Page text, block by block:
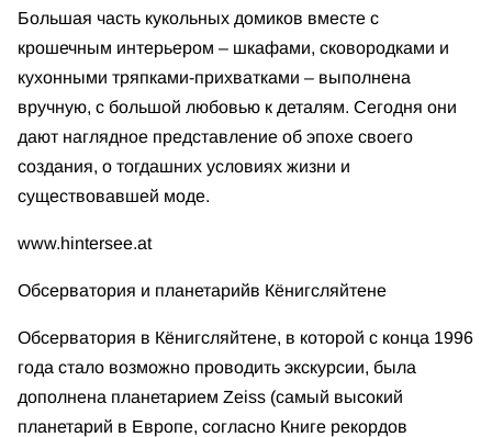
Большая часть кукольных домиков вместе с
крошечным интерьером – шкафами, сковородками и
кухонными тряпками-прихватками – выполнена
вручную, с большой любовью к деталям. Сегодня они
дают наглядное представление об эпохе своего
создания, о тогдашних условиях жизни и
существовавшей моде.
www.hintersee.at
Обсерватория и планетарийв Кёнигсляйтене
Обсерватория в Кёнигсляйтене, в которой с конца 1996
года стало возможно проводить экскурсии, была
дополнена планетарием Zeiss (самый высокий
планетарий в Европе, согласно Книге рекордов